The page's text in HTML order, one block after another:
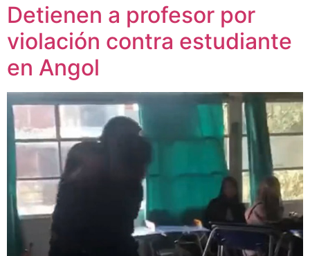
Detienen a profesor por
violación contra estudiante
en Angol